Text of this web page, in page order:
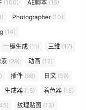
(100) AE脚本 (15)
Photographer(10)
(14)
一键生成 (11) 三维 (17)
(29) 动画 (12)
插件 (96) 日文 (59)
生成器 (15) 着色器 (18)
纹理贴图 (13)